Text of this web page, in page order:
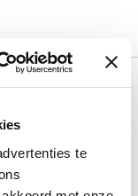
te
poorten